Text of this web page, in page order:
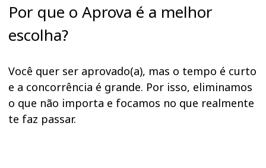
Por que o Aprova é a melhor
escolha?
Você quer ser aprovado(a), mas o tempo é curto
e a concorrência é grande. Por isso, eliminamos
o que não importa e focamos no que realmente
te faz passar.